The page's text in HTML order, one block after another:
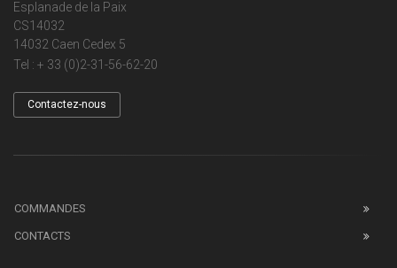
Esplanade de la Paix
CS14032
14032 Caen Cedex 5
Tel : + 33 (0)2-31-56-62-20
Contactez-nous
COMMANDES
CONTACTS